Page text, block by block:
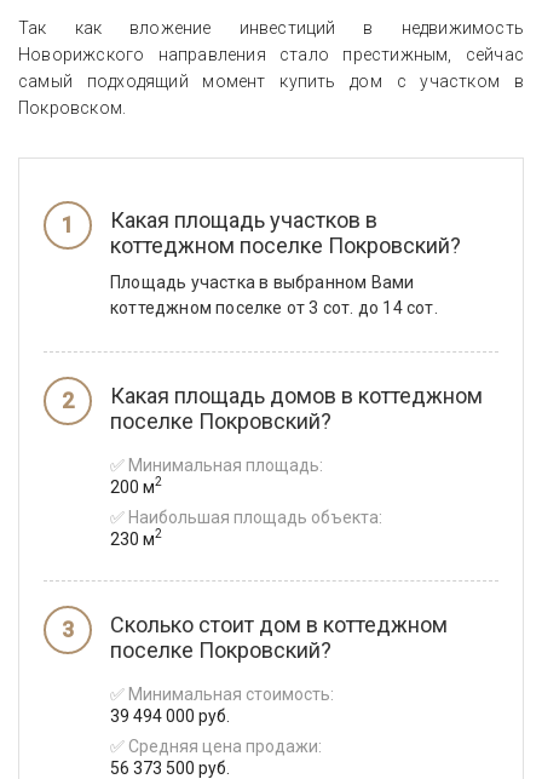
Так как вложение инвестиций в недвижимость
Новорижского направления стало престижным, сейчас
самый подходящий момент купить дом с участком в
Покровском.
Какая площадь участков в
коттеджном поселке Покровский?
Площадь участка в выбранном Вами
коттеджном поселке от 3 сот. до 14 сот.
Какая площадь домов в коттеджном
поселке Покровский?
✅ Минимальная площадь:
200 м2
✅ Наибольшая площадь объекта:
230 м2
Сколько стоит дом в коттеджном
поселке Покровский?
✅ Минимальная стоимость:
39 494 000 руб.
✅ Средняя цена продажи:
56 373 500 руб.